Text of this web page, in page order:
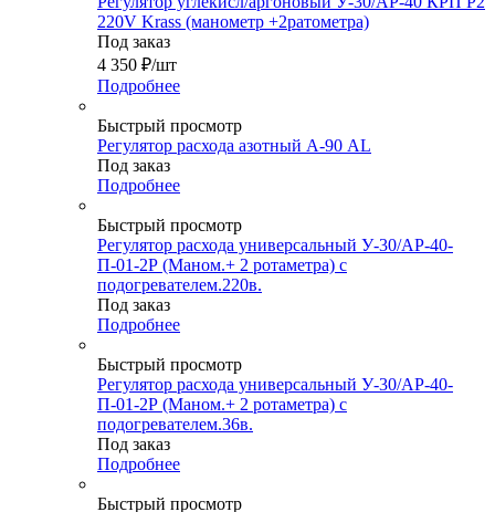
220V Krass (манометр +2ратометра)
Под заказ
4 350 ₽/шт
Подробнее
Быстрый просмотр
Регулятор расхода азотный А-90 AL
Под заказ
Подробнее
Быстрый просмотр
Регулятор расхода универсальный У-30/АР-40-
П-01-2Р (Маном.+ 2 ротаметра) с
подогревателем.220в.
Под заказ
Подробнее
Быстрый просмотр
Регулятор расхода универсальный У-30/АР-40-
П-01-2Р (Маном.+ 2 ротаметра) с
подогревателем.36в.
Под заказ
Подробнее
Быстрый просмотр